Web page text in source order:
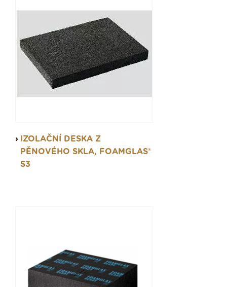
IZOLAČNÍ DESKA Z
PĚNOVÉHO SKLA, FOAMGLAS®
S3